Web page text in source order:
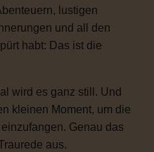
lustigen
und all den
habt: Das ist die
wird es ganz still. Und
kleinen Moment, um die
Genau das
aus.